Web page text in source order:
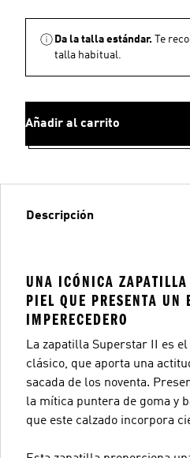
Da la talla estándar.
Te
talla habitual.
Añadir al carrito
Descripción
UNA ICÓNICA
PIEL QUE PRESENTA UN
IMPERECEDERO
La zapatilla Superstar II es
clásico, que aporta una
sacada de los noventa.
la mítica puntera de goma y
que este calzado incorpora